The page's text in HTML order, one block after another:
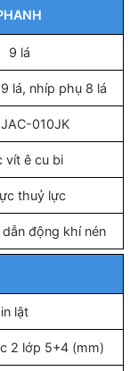
9 lá
lá, nhíp phụ 8 lá
010JK
vít ê cu bi
thuỷ lực
động khí nén
lật
2 lớp 5+4 (mm)